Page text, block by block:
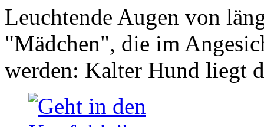
Leuchtende Augen von
"Mädchen", die im
werden: Kalter Hund liegt